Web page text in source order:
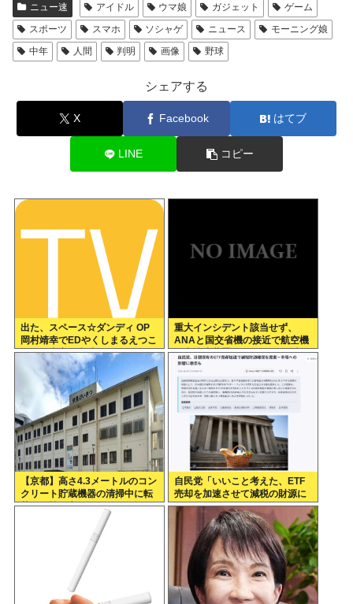
ニュー速 アイドル ウマ娘 ガジェット
ゲーム
スポーツ
スマホ ソシャゲ ニュース
モーニング娘
中年
人間 判明 画像 野球
シェアする
X Facebook はてブ
LINE コピー
出た、スペース☆ダンディ OP
岡村靖幸でEDやくしまるえつこ
なのに内容が意味不明なアニメ
重大インシデント該当せず、
ANAと国交省機の接近で航空機
衝突防止装置（TCAS）の警報
が作動したトラブル、羽田空港
沖、全日空に通知
【京都】高さ4.3メートルのコン
クリート貯蔵機器の清掃中に転
落し男性死亡、伏見区の工場
自民党「いいこと考えた、ETF
売却を加速させて減税の財源に
しよう」